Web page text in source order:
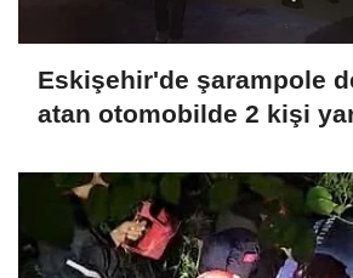
Eskişehir'de şarampole
atan otomobilde 2 kişi